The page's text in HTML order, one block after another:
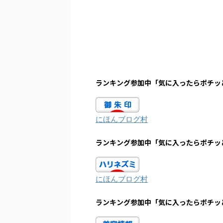
ランキング参加中「気に入ったらポチッ
にほんブログ村
ランキング参加中「気に入ったらポチッ
にほんブログ村
ランキング参加中「気に入ったらポチッ